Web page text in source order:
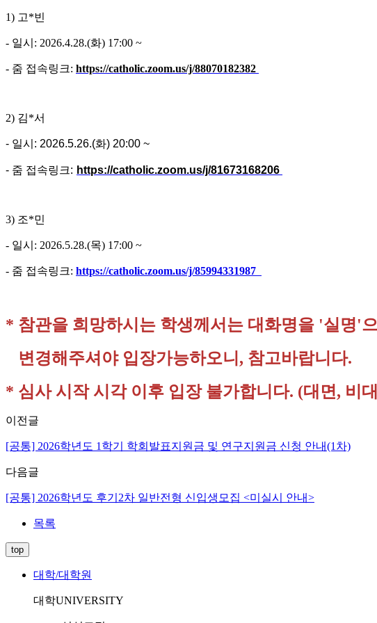
1) 고*빈
- 일시: 2026.4.28.(화) 17:00 ~
- 줌 접속링크: https://catholic.zoom.us/j/88070182382
2) 김*서
- 일시: 2026.5.26.(화) 20:00 ~
- 줌 접속링크: https://catholic.zoom.us/j/81673168206
3) 조*민
- 일시: 2026.5.28.(목) 17:00 ~
- 줌 접속링크: https://catholic.zoom.us/j/85994331987
* 참관을 희망하시는 학생께서는 대화명을 '실명'
변경해주셔야 입장가능하오니, 참고바랍니다.
* 심사 시작 시각 이후 입장 불가합니다. (대면, 비
이전글
[공통] 2026학년도 1학기 학회발표지원금 및 연구지원금 신청 안내(1차)
다음글
[공통] 2026학년도 후기2차 일반전형 신입생모집 <미실시 안내>
목록
top
대학/대학원
대학UNIVERSITY